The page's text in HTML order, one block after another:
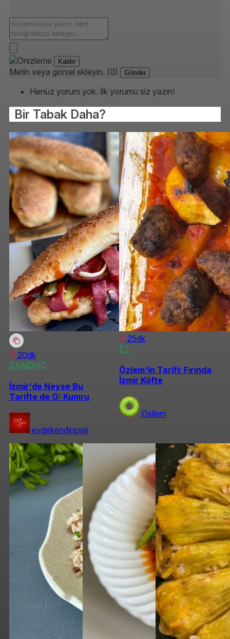
Kaldır
Metin veya görsel ekleyin. (0) Gönder
Henüz yorum yok. İlk yorumu siz yazın!
Bir Tabak Daha?
20dk
SANDVİÇ
İzmir'de Neyse Bu
Tarifte de O: Kumru
evdekendinpisir
25dk
ET
Özlem'in Tarifi: Fırında
İzmir Köfte
Osllem